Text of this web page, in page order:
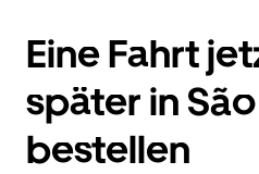
Eine Fahrt
später in
bestellen